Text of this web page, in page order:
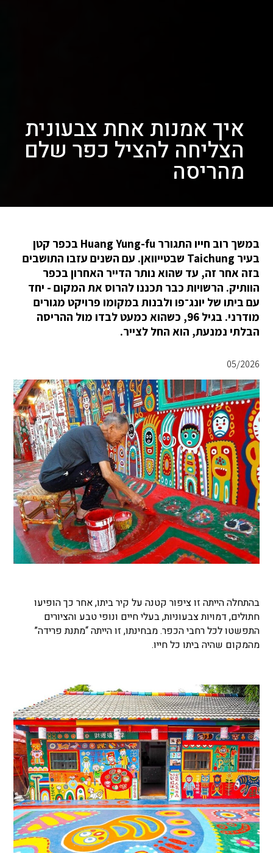
איך אמנות אחת צבעונית
הצליחה להציל כפר שלם
מהריסה
במשך רוב חייו התגורר Huang Yung-fu בכפר קטן
בעיר Taichung שבטייוואן. עם השנים עזבו התושבים
בזה אחר זה, עד שהוא נותר הדייר האחרון בכפר
הוותיק. הרשויות כבר תכננו להרוס את המקום - יחד
עם ביתו של יונג־פו ולבנות במקומו פרויקט מגורים
מודרני. בגיל 96, כשהוא כמעט לבדו מול ההריסה
הבלתי נמנעת, הוא החל לצייר.
05/2026
בהתחלה הייתה זו ציפור קטנה על קיר ביתו, אחר כך הופיעו
חתולים, דמויות צבעוניות, בעלי חיים ונופי טבע והציורים
התפשטו לכל רחבי הכפר. מבחינתו, זו הייתה “מתנת פרידה”
מהמקום שהיה ביתו כל חייו.